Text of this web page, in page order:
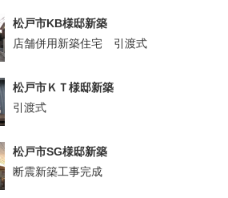
松戸市KB様邸新築
店舗併用新築住宅 引渡式
松戸市ＫＴ様邸新築
引渡式
松戸市SG様邸新築
断震新築工事完成